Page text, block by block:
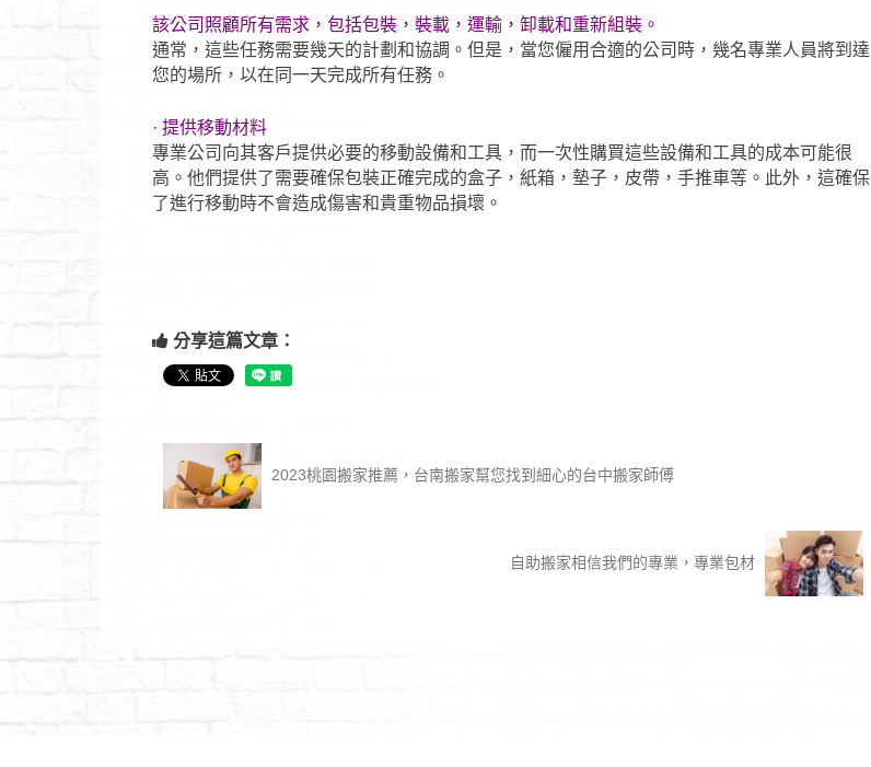
該公司照顧所有需求，包括包裝，裝載，運輸，卸載和重新組裝。
通常，這些任務需要幾天的計劃和協調。但是，當您僱用合適的公司時，幾名專業人員將到達
您的場所，以在同一天完成所有任務。
· 提供移動材料
專業公司向其客戶提供必要的移動設備和工具，而一次性購買這些設備和工具的成本可能很
高。他們提供了需要確保包裝正確完成的盒子，紙箱，墊子，皮帶，手推車等。此外，這確保
了進行移動時不會造成傷害和貴重物品損壞。
分享這篇文章：
2023桃園搬家推薦，台南搬家幫您找到細心的台中搬家師傅
自助搬家相信我們的專業，專業包材